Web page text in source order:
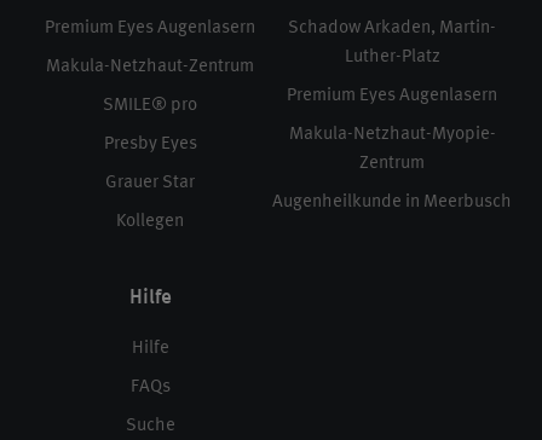
Premium Eyes Augenlasern
Makula-Netzhaut-Zentrum
SMILE® pro
Presby Eyes
Grauer Star
Kollegen
Schadow Arkaden, Martin-
Luther-Platz
Premium Eyes Augenlasern
Makula-Netzhaut-Myopie-
Zentrum
Augenheilkunde in Meerbusch
Hilfe
Hilfe
FAQs
Suche